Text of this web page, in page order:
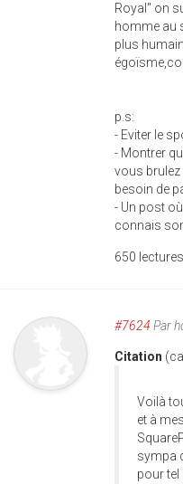
Royal" on
homme au
plus
p.s:
- Eviter le
- Montrer
vous
besoin de
- Un post
connais
650 lectures
#7624 Par
Citation
Voilà
et à
sympa
pour tel